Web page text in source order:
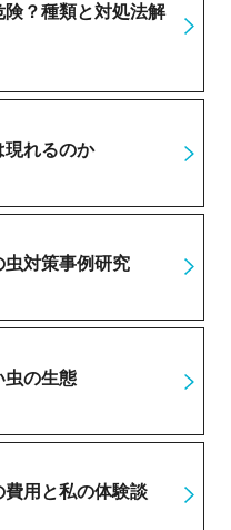
？種類と対処法解
現れるのか
虫対策事例研究
虫の生態
用と私の体験談